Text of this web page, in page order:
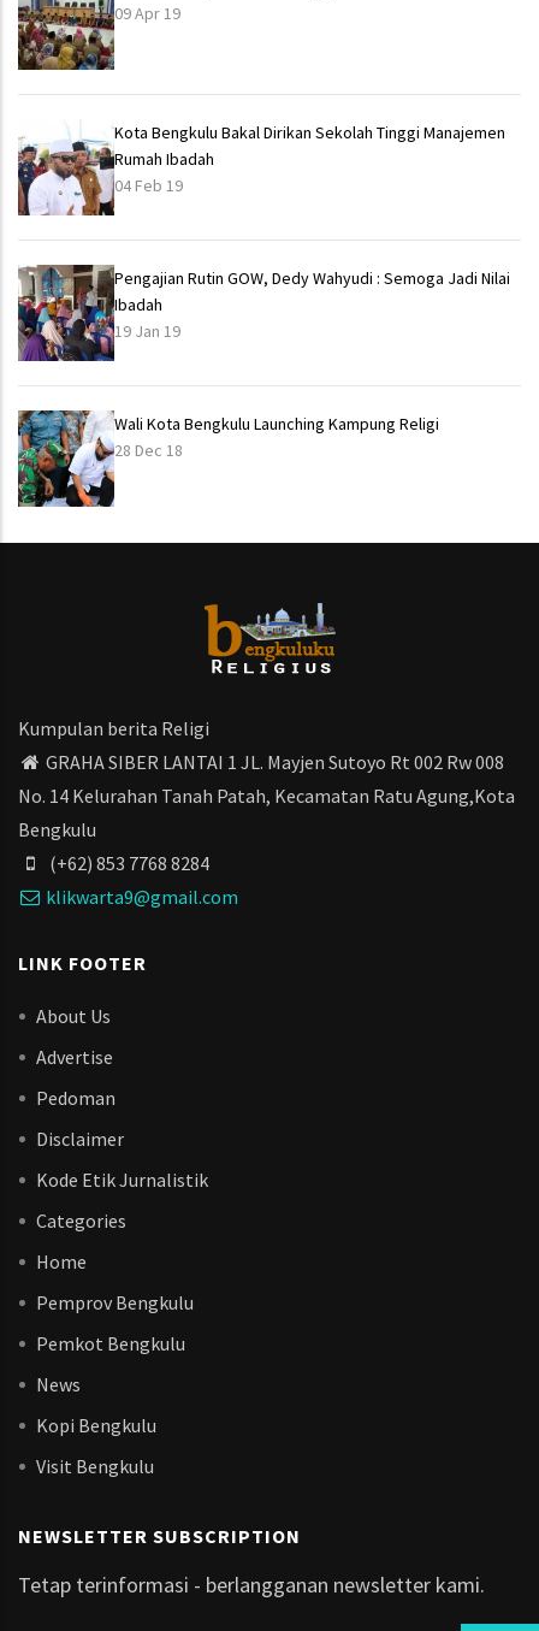
09 Apr 19
Kota Bengkulu Bakal Dirikan Sekolah Tinggi Manajemen
Rumah Ibadah
04 Feb 19
Pengajian Rutin GOW, Dedy Wahyudi : Semoga Jadi Nilai
Ibadah
19 Jan 19
Wali Kota Bengkulu Launching Kampung Religi
28 Dec 18
Kumpulan berita Religi
GRAHA SIBER LANTAI 1 JL. Mayjen Sutoyo Rt 002 Rw 008
No. 14 Kelurahan Tanah Patah, Kecamatan Ratu Agung,Kota
Bengkulu
(+62) 853 7768 8284
klikwarta9@gmail.com
LINK FOOTER
About Us
Advertise
Pedoman
Disclaimer
Kode Etik Jurnalistik
Categories
Home
Pemprov Bengkulu
Pemkot Bengkulu
News
Kopi Bengkulu
Visit Bengkulu
NEWSLETTER SUBSCRIPTION
Tetap terinformasi - berlangganan newsletter kami.